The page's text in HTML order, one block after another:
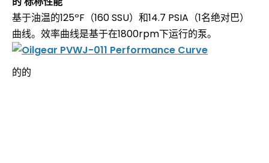
基于油温的125ºF（160 SSU）和14.7 PSIA（1名绝对巴）
曲线。效率曲线是基于在1800rpm下运行的泵。
的的